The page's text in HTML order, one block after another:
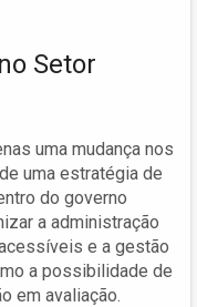
Setor
uma mudança nos
uma estratégia de
do governo
a administração
e a gestão
a possibilidade de
em avaliação.